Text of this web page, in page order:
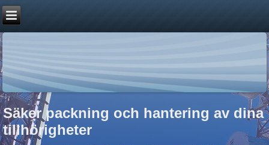
Säker packning och hantering av dina
tillhörigheter